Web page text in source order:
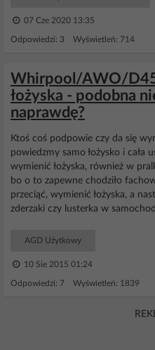
07 Cze 2020 13:35
Odpowiedzi: 3 Wyświetleń: 714
Whirpool/AWO/
łożyska - podobna
naprawdę?
Ktoś coś podpowie czy da się
powiedzmy samo łożysko i cała
wymienić łożyska, również w
bo o to zapewne chodziło
przeciąć, wymienić łożyska, a
zderzaki czy lusterka w
AGD Użytkowy
10 Sie 2015 01:24
Odpowiedzi: 7 Wyświetleń: 1839